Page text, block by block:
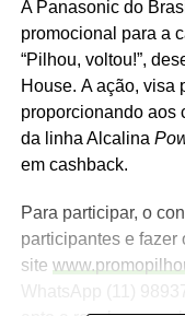
A Panasonic do
promocional para a
“Pilhou, voltou!”,
House. A ação, visa
proporcionando aos
da linha Alcalina
em cashback.
Para participar, o
participantes e fazer
site
WhatsApp (11)